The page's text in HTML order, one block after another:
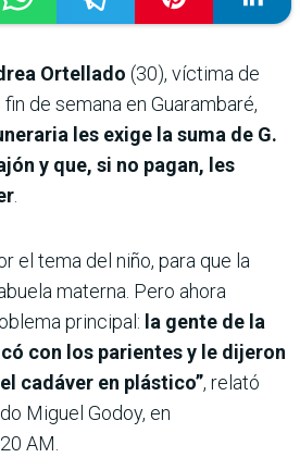
Ortellado (30), víctima de
de semana en Guarambaré,
les exige la suma de G.
y que, si no pagan, les
el tema del niño, para que la
materna. Pero ahora
principal: la gente de la
con los parientes y le dijeron
cadáver en plástico”, relató
Miguel Godoy, en
AM.